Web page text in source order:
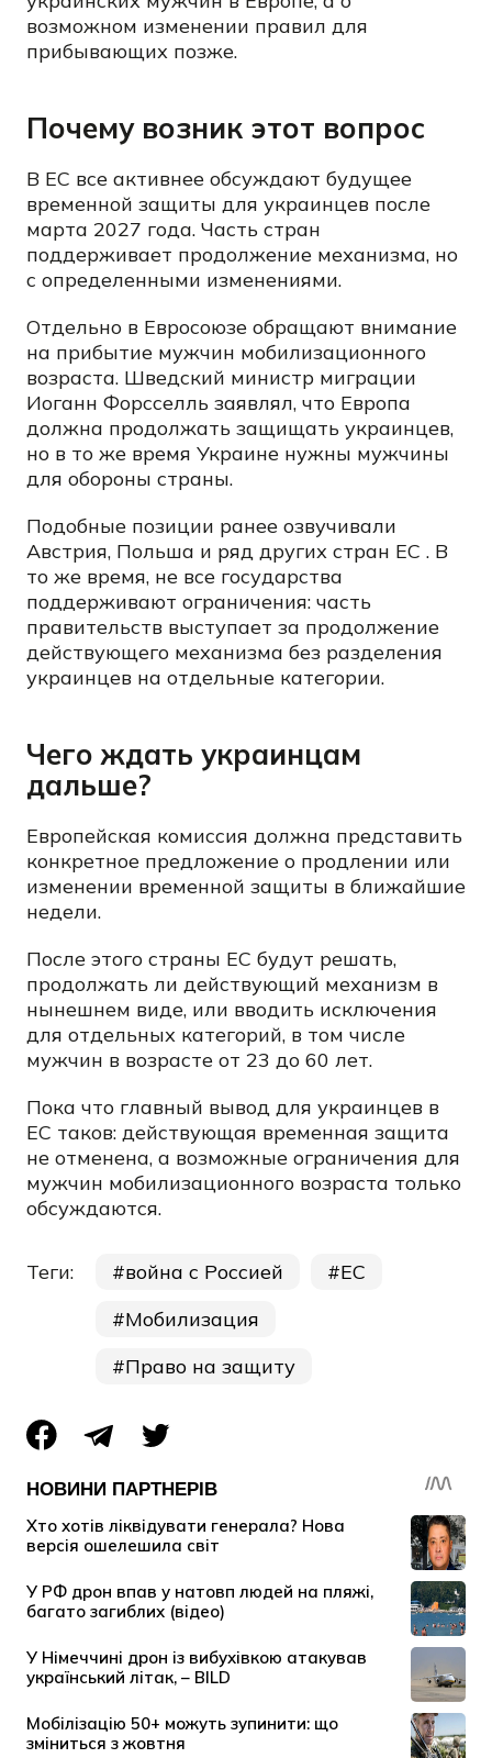
возможном изменении правил для
прибывающих позже.
Почему возник этот вопрос
В ЕС все активнее обсуждают будущее
временной защиты для украинцев после
марта 2027 года. Часть стран
поддерживает продолжение механизма, но
с определенными изменениями.
Отдельно в Евросоюзе обращают внимание
на прибытие мужчин мобилизационного
возраста. Шведский министр миграции
Иоганн Форсселль заявлял, что Европа
должна продолжать защищать украинцев,
но в то же время Украине нужны мужчины
для обороны страны.
Подобные позиции ранее озвучивали
Австрия, Польша и ряд других стран ЕС . В
то же время, не все государства
поддерживают ограничения: часть
правительств выступает за продолжение
действующего механизма без разделения
украинцев на отдельные категории.
Чего ждать украинцам
дальше?
Европейская комиссия должна представить
конкретное предложение о продлении или
изменении временной защиты в ближайшие
недели.
После этого страны ЕС будут решать,
продолжать ли действующий механизм в
нынешнем виде, или вводить исключения
для отдельных категорий, в том числе
мужчин в возрасте от 23 до 60 лет.
Пока что главный вывод для украинцев в
ЕС таков: действующая временная защита
не отменена, а возможные ограничения для
мужчин мобилизационного возраста только
обсуждаются.
Теги: война с Россией
ЕС
Мобилизация
Право на защиту